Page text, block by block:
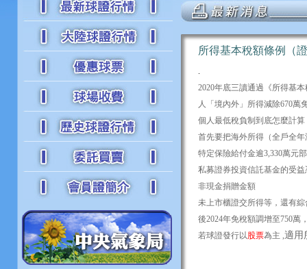
所得基本稅額條例（
.
2020年底三讀通過《所得基
人「境內外」所得減除670萬
個人最低稅負制到底怎麼計算
首先要把海外所得（全戶全
特定保險給付金逾3,330萬元
私募證券投資信託基金的受
非現金捐贈金額
未上市櫃證交所得等，還有
後2024年免稅額調增至750萬
若球證發行以股票為主 ,適用